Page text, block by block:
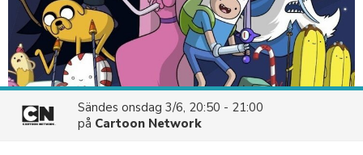
Sändes onsdag 3/6, 20:50 - 21:00
på Cartoon Network